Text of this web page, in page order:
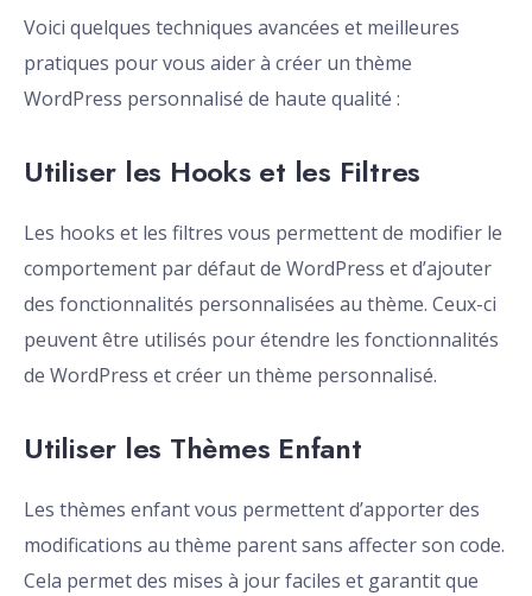
Voici quelques techniques avancées et meilleures
pratiques pour vous aider à créer un thème
WordPress personnalisé de haute qualité :
Utiliser les Hooks et les Filtres
Les hooks et les filtres vous permettent de modifier le
comportement par défaut de WordPress et d’ajouter
des fonctionnalités personnalisées au thème. Ceux-ci
peuvent être utilisés pour étendre les fonctionnalités
de WordPress et créer un thème personnalisé.
Utiliser les Thèmes Enfant
Les thèmes enfant vous permettent d’apporter des
modifications au thème parent sans affecter son code.
Cela permet des mises à jour faciles et garantit que